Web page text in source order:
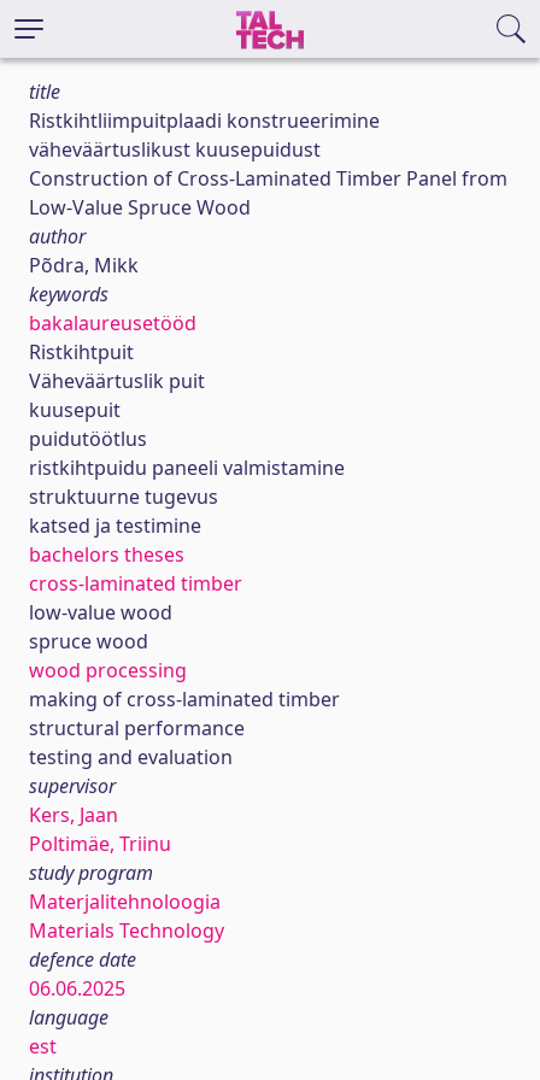
title
Ristkihtliimpuitplaadi konstrueerimine
väheväärtuslikust kuusepuidust
Construction of Cross-Laminated Timber Panel from
Low-Value Spruce Wood
author
Põdra, Mikk
keywords
bakalaureusetööd
Ristkihtpuit
Väheväärtuslik puit
kuusepuit
puidutöötlus
ristkihtpuidu paneeli valmistamine
struktuurne tugevus
katsed ja testimine
bachelors theses
cross-laminated timber
low-value wood
spruce wood
wood processing
making of cross-laminated timber
structural performance
testing and evaluation
supervisor
Kers, Jaan
Poltimäe, Triinu
study program
Materjalitehnoloogia
Materials Technology
defence date
06.06.2025
language
est